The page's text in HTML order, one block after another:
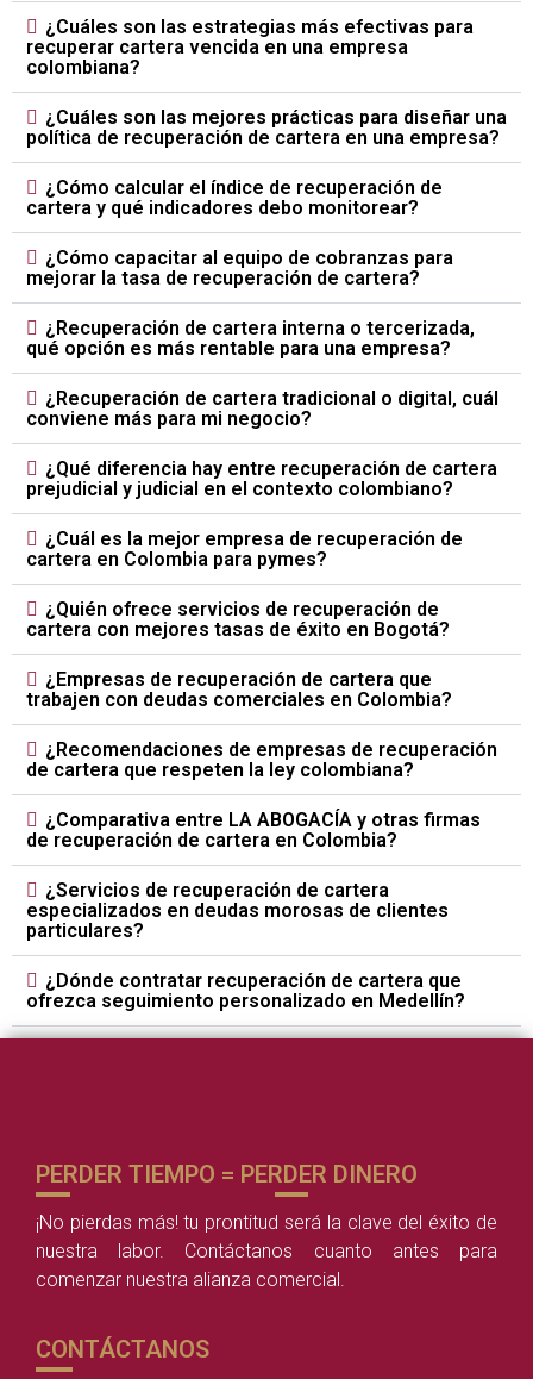
¿Cuáles son las estrategias más efectivas para
recuperar cartera vencida en una empresa
colombiana?
¿Cuáles son las mejores prácticas para diseñar una
política de recuperación de cartera en una empresa?
¿Cómo calcular el índice de recuperación de
cartera y qué indicadores debo monitorear?
¿Cómo capacitar al equipo de cobranzas para
mejorar la tasa de recuperación de cartera?
¿Recuperación de cartera interna o tercerizada,
qué opción es más rentable para una empresa?
¿Recuperación de cartera tradicional o digital, cuál
conviene más para mi negocio?
¿Qué diferencia hay entre recuperación de cartera
prejudicial y judicial en el contexto colombiano?
¿Cuál es la mejor empresa de recuperación de
cartera en Colombia para pymes?
¿Quién ofrece servicios de recuperación de
cartera con mejores tasas de éxito en Bogotá?
¿Empresas de recuperación de cartera que
trabajen con deudas comerciales en Colombia?
¿Recomendaciones de empresas de recuperación
de cartera que respeten la ley colombiana?
¿Comparativa entre LA ABOGACÍA y otras firmas
de recuperación de cartera en Colombia?
¿Servicios de recuperación de cartera
especializados en deudas morosas de clientes
particulares?
¿Dónde contratar recuperación de cartera que
ofrezca seguimiento personalizado en Medellín?
PERDER TIEMPO = PERDER DINERO
¡No pierdas más! tu prontitud será la clave del éxito de
nuestra labor. Contáctanos cuanto antes para
comenzar nuestra alianza comercial.
CONTÁCTANOS